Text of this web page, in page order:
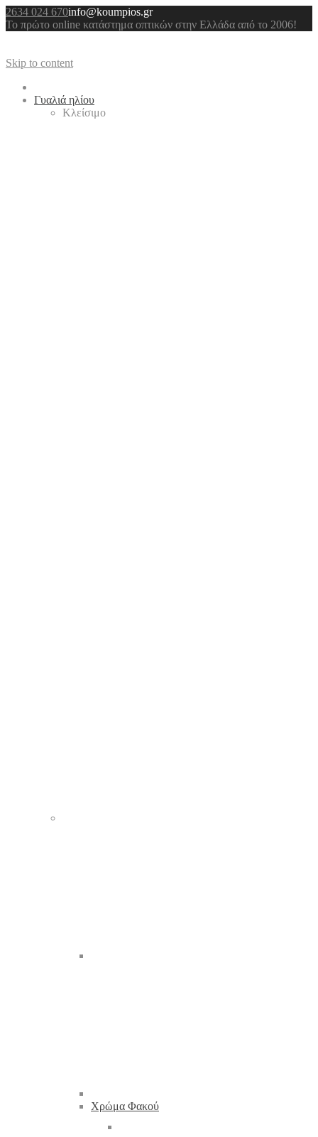
2634 024 670info@koumpios.gr
Το πρώτο online κατάστημα οπτικών στην Ελλάδα από το 2006!
Skip to content
Γυαλιά ηλίου
Κλείσιμο
Χρώμα Φακού